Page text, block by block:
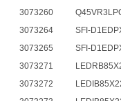
3073260
3073264
SFI-
3073265
SFI-
3073271
3073272